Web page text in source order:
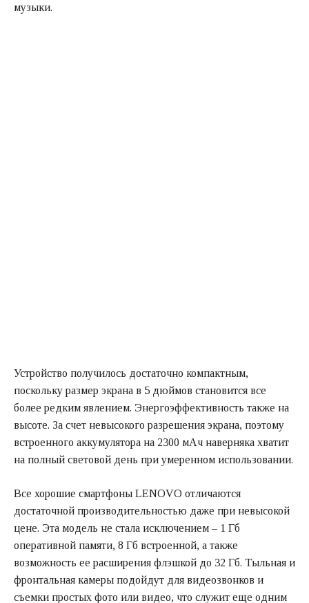
музыки.
Устройство получилось достаточно компактным,
поскольку размер экрана в 5 дюймов становится все
более редким явлением. Энергоэффективность также на
высоте. За счет невысокого разрешения экрана, поэтому
встроенного аккумулятора на 2300 мАч наверняка хватит
на полный световой день при умеренном использовании.
Все хорошие смартфоны LENOVO отличаются
достаточной производительностью даже при невысокой
цене. Эта модель не стала исключением – 1 Гб
оперативной памяти, 8 Гб встроенной, а также
возможность ее расширения флэшкой до 32 Гб. Тыльная и
фронтальная камеры подойдут для видеозвонков и
съемки простых фото или видео, что служит еще одним